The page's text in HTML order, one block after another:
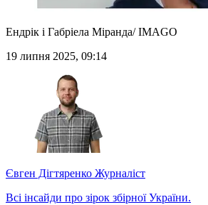
Ендрік і Габріела Міранда/ IMAGO
19 липня 2025, 09:14
Євген Дігтяренко Журналіст
Всі інсайди про зірок збірної України.